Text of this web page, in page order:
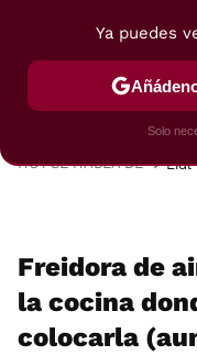
POSTRES VIAJES
HOY SE HABLA DE Lidl
Freidora de
la cocina
colocarla
Ya puedes
Solo